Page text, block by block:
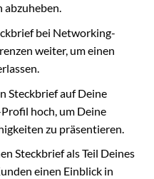
abzuheben.
bei Networking-
weiter, um einen
Steckbrief auf Deine
hoch, um Deine
zu präsentieren.
Steckbrief als Teil Deines
einen Einblick in